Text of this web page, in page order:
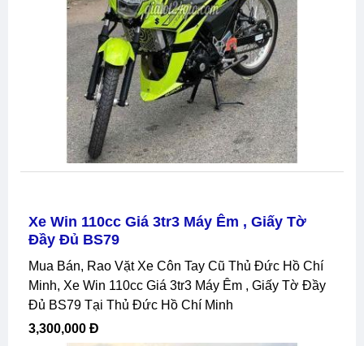
Xe Win 110cc Giá 3tr3 Máy Êm , Giấy Tờ
Đầy Đủ BS79
Mua Bán, Rao Vặt Xe Côn Tay Cũ Thủ Đức Hồ Chí
Minh, Xe Win 110cc Giá 3tr3 Máy Êm , Giấy Tờ Đầy
Đủ BS79 Tại Thủ Đức Hồ Chí Minh
3,300,000 Đ